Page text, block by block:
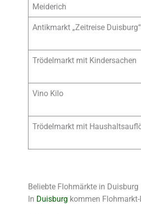
Meiderich
Antikmarkt „Zeitreise Duisburg“
Trödelmarkt mit Kindersachen
Vino Kilo
Trödelmarkt mit
Beliebte Flohmärkte in Duisburg
In Duisburg kommen